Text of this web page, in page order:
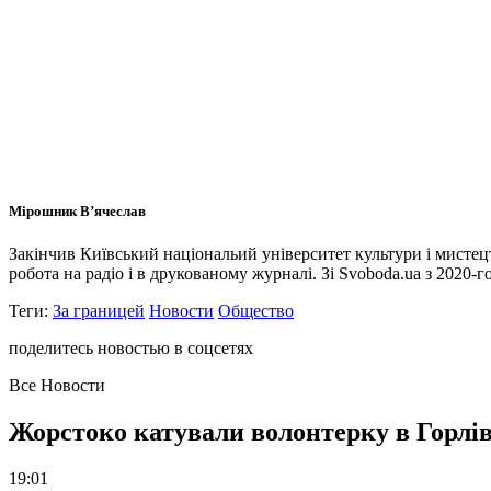
Мірошник В’ячеслав
Закінчив Київський національий університет культури і
робота на радіо і в друкованому журналі. Зі Svoboda.ua з 2020-
Теги: За границей Новости Общество
поделитесь новостью в соцсетях
Все Новости
Жорстоко катували волонтерку в
19:01